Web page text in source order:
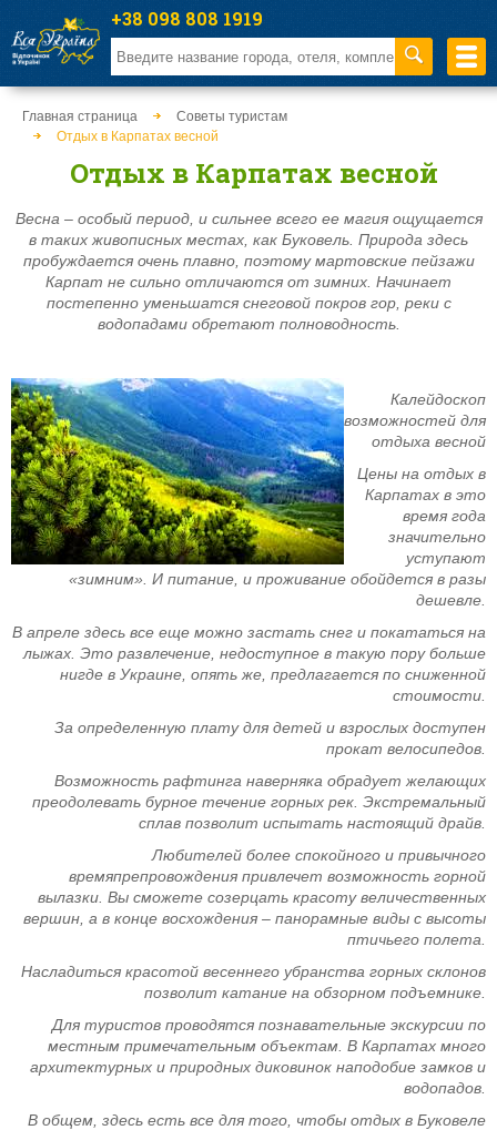
Главная страница
Советы туристам
Отдых в Карпатах весной
Отдых в Карпатах весной
Весна – особый период, и сильнее всего ее магия ощущается
в таких живописных местах, как Буковель. Природа здесь
пробуждается очень плавно, поэтому мартовские пейзажи
Карпат не сильно отличаются от зимних. Начинает
постепенно уменьшатся снеговой покров гор, реки с
водопадами обретают полноводность.
Калейдоскоп
возможностей для
отдыха весной
Цены на отдых в
Карпатах в это
время года
значительно
уступают
«зимним». И питание, и проживание обойдется в разы
дешевле.
В апреле здесь все еще можно застать снег и покататься на
лыжах. Это развлечение, недоступное в такую пору больше
нигде в Украине, опять же, предлагается по сниженной
стоимости.
За определенную плату для детей и взрослых доступен
прокат велосипедов.
Возможность рафтинга наверняка обрадует желающих
преодолевать бурное течение горных рек. Экстремальный
сплав позволит испытать настоящий драйв.
Любителей более спокойного и привычного
времяпрепровождения привлечет возможность горной
вылазки. Вы сможете созерцать красоту величественных
вершин, а в конце восхождения – панорамные виды с высоты
птичьего полета.
Насладиться красотой весеннего убранства горных склонов
позволит катание на обзорном подъемнике.
Для туристов проводятся познавательные экскурсии по
местным примечательным объектам. В Карпатах много
архитектурных и природных диковинок наподобие замков и
водопадов.
В общем, здесь есть все для того, чтобы отдых в Буковеле
+38 098 808 1919